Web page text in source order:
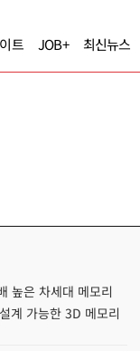
트 JOB+ 최신뉴스
높은 차세대 메모리
계 가능한 3D 메모리